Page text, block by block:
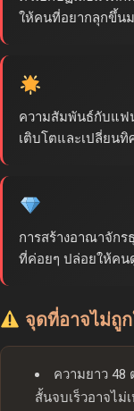
ให้คนที่อยากลุกขึ้น
ความสัมพันธ์กับแฟ
เติบโตและเปลี่ยน
การสร้างอาณาจัก
ที่ค่อยๆ ปล่อยให้คน
จุดที่อาจไม่ถู
ความยาว 48
สั้นจบเร็วอาจไม่